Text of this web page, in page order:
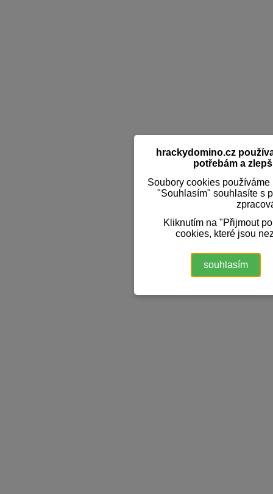
hrackydomino.cz
potřebám a
Soubory cookies
"Souhlasím" souhlasíte s
Kliknutím na "Přijmout
cookies, které jsou
souhlasím